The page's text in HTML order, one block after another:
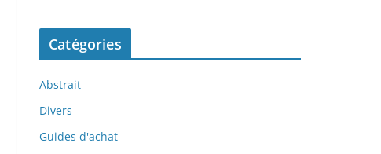
Catégories
Abstrait
Divers
Guides d'achat